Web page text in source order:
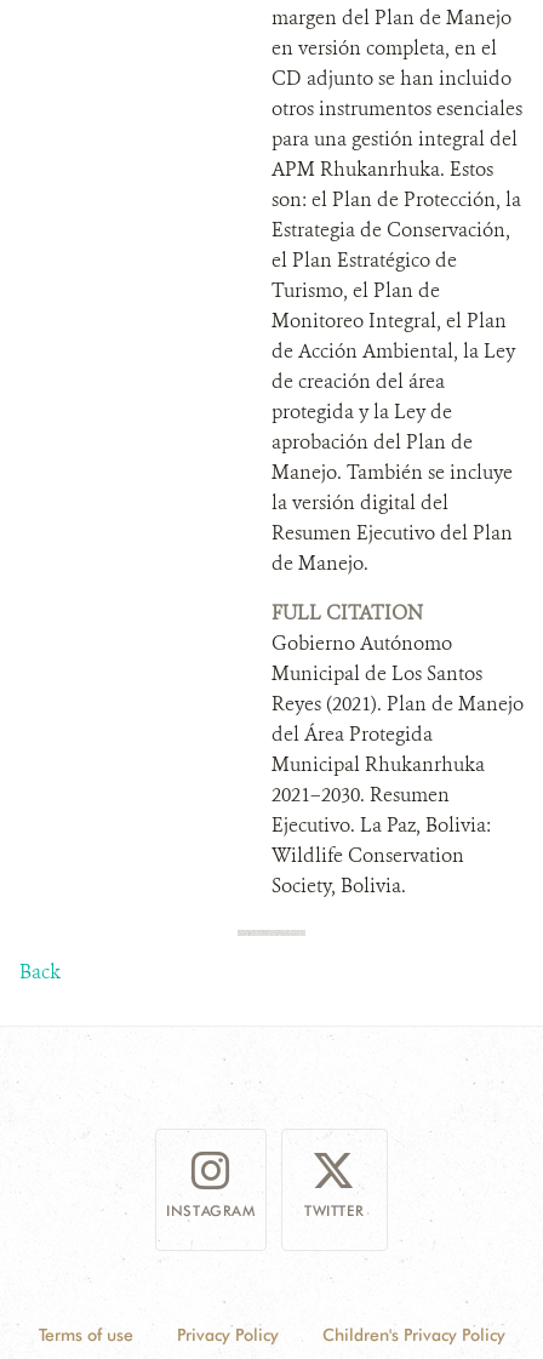
margen del Plan de Manejo
en versión completa, en el
CD adjunto se han incluido
otros instrumentos esenciales
para una gestión integral del
APM Rhukanrhuka. Estos
son: el Plan de Protección, la
Estrategia de Conservación,
el Plan Estratégico de
Turismo, el Plan de
Monitoreo Integral, el Plan
de Acción Ambiental, la Ley
de creación del área
protegida y la Ley de
aprobación del Plan de
Manejo. También se incluye
la versión digital del
Resumen Ejecutivo del Plan
de Manejo.
FULL CITATION
Gobierno Autónomo
Municipal de Los Santos
Reyes (2021). Plan de Manejo
del Área Protegida
Municipal Rhukanrhuka
2021–2030. Resumen
Ejecutivo. La Paz, Bolivia:
Wildlife Conservation
Society, Bolivia.
Back
INSTAGRAM TWITTER
Terms of use Privacy Policy Children's Privacy Policy